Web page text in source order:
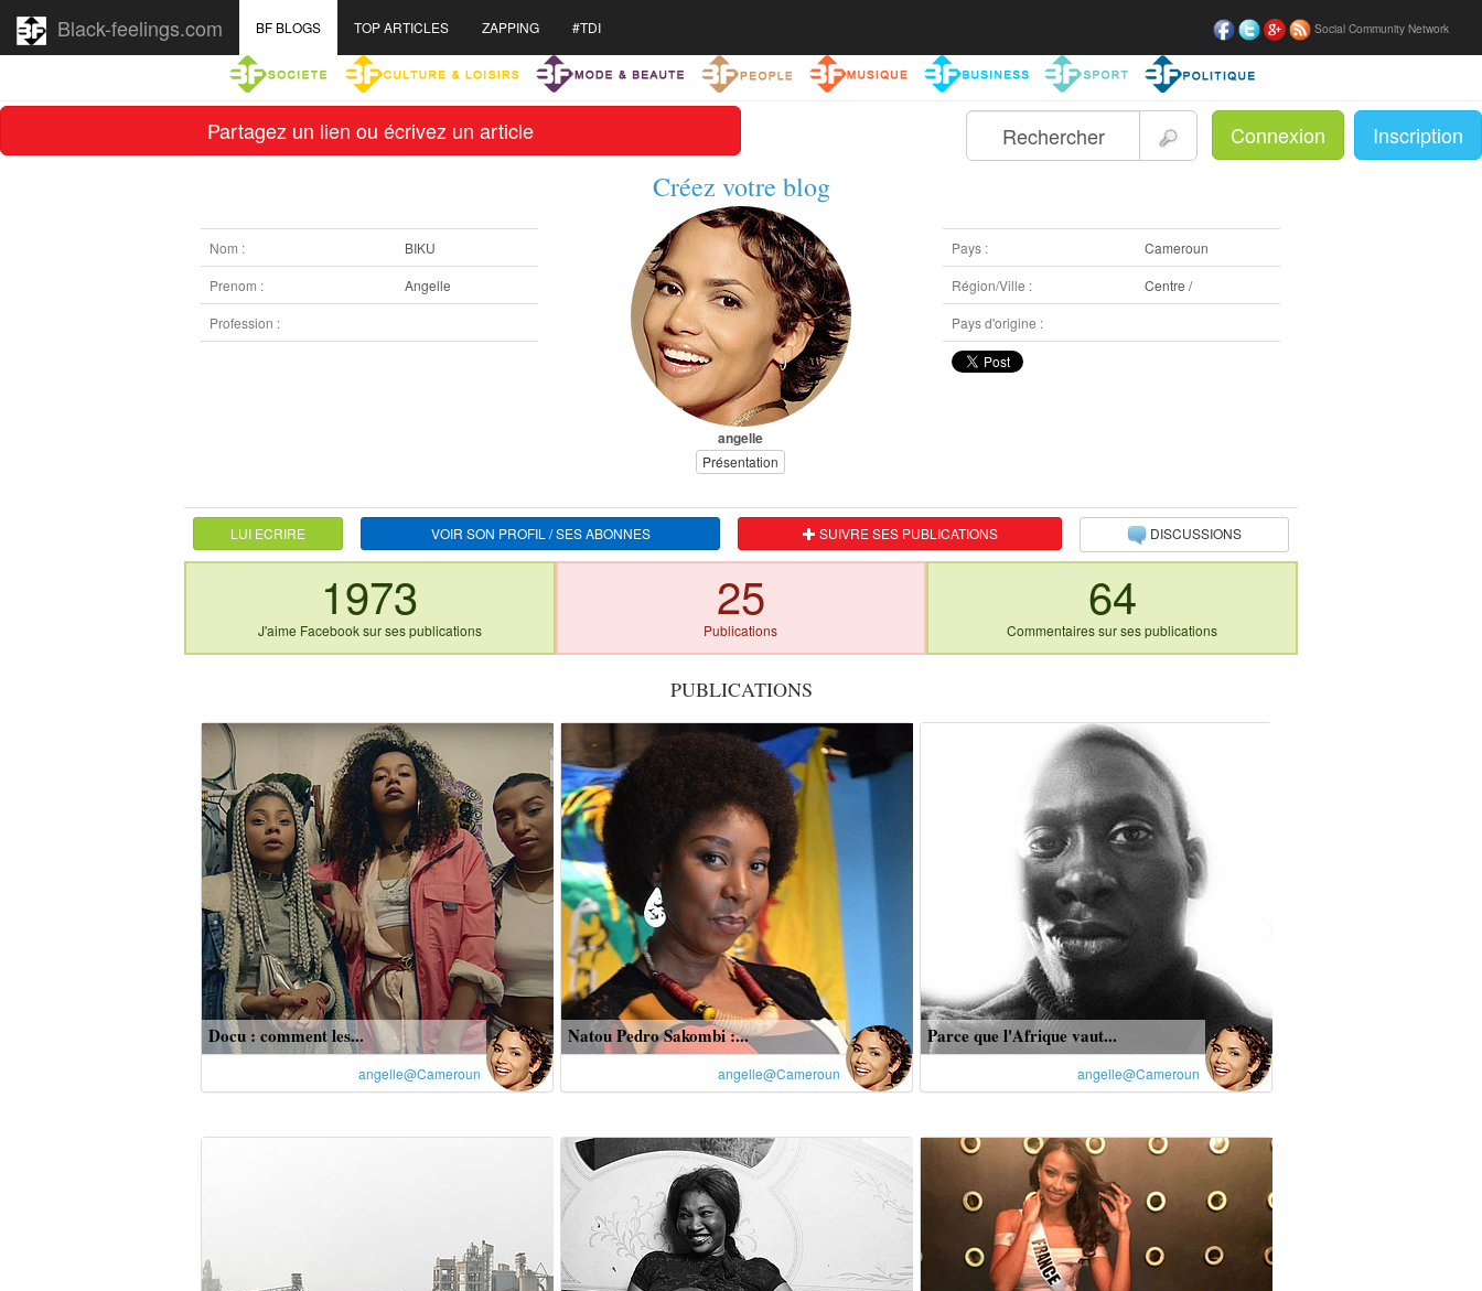
Partagez un lien ou écrivez un article Connexion Inscription
Black-feelings.com Social Community Network
BF BLOGS TOP ARTICLES ZAPPING #TDI
Créez votre blog
Nom :
BIKU
Prenom :
Angelle
Profession :
angelle
Présentation
Pays :
Cameroun
Région/Ville :
Centre /
Pays d'origine :
LUI ECRIRE VOIR SON PROFIL / SES ABONNES SUIVRE SES PUBLICATIONS DISCUSSIONS
1973
J'aime Facebook sur ses publications
25
Publications
64
Commentaires sur ses publications
PUBLICATIONS
Docu : comment les...
angelle@Cameroun
Natou Pedro Sakombi :...
angelle@Cameroun
Parce que l'Afrique vaut...
angelle@Cameroun